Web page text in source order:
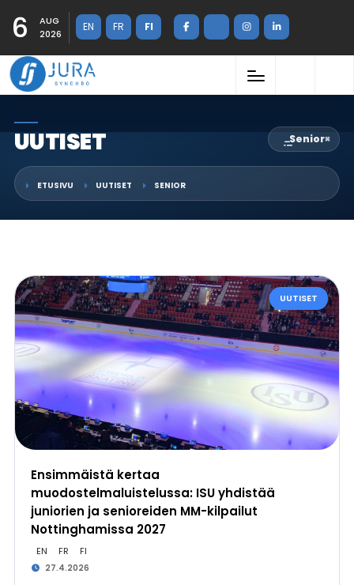
6
AUG
2026
EN FR FI
UUTISET Senior×
ETUSIVU UUTISET SENIOR
UUTISET
Ensimmäistä kertaa
muodostelmaluistelussa: ISU yhdistää
juniorien ja senioreiden MM-kilpailut
Nottinghamissa 2027
EN FR FI
27.4.2026